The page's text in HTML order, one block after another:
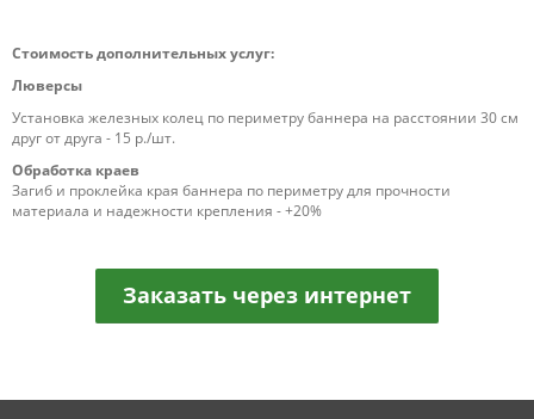
Стоимость дополнительных услуг:
Люверсы
Установка железных колец по периметру баннера на расстоянии 30 см
друг от друга - 15 р./шт.
Обработка краев
Загиб и проклейка края баннера по периметру для прочности
материала и надежности крепления - +20%
Заказать через интернет